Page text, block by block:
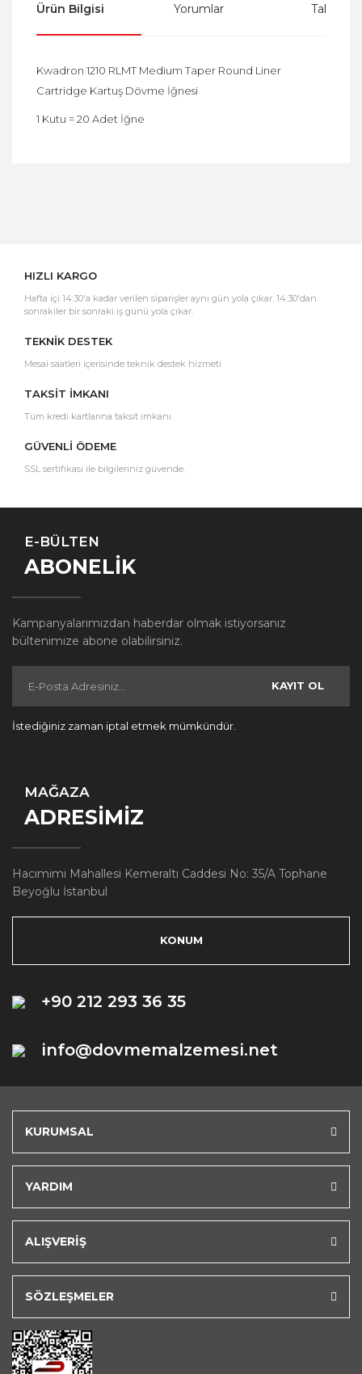
Ürün Bilgisi Yorumlar Taksit
Kwadron 1210 RLMT Medium Taper Round Liner
Cartridge Kartuş Dövme İğnesi
1 Kutu = 20 Adet İğne
HIZLI KARGO
Hafta içi 14:30'a kadar verilen siparişler aynı gün yola çıkar. 14:30'dan
sonrakiler bir sonraki iş günü yola çıkar.
TEKNİK DESTEK
Mesai saatleri içerisinde teknik destek hizmeti
TAKSİT İMKANI
Tüm kredi kartlarına taksit imkanı
GÜVENLİ ÖDEME
SSL sertifikası ile bilgileriniz güvende.
E-BÜLTEN
ABONELİK
Kampanyalarımızdan haberdar olmak istiyorsanız
bültenimize abone olabilirsiniz.
KAYIT OL
İstediğiniz zaman iptal etmek mümkündür.
MAĞAZA
ADRESİMİZ
Hacımimi Mahallesi Kemeraltı Caddesi No: 35/A Tophane
Beyoğlu İstanbul
KONUM
+90 212 293 36 35
info@dovmemalzemesi.net
KURUMSAL
YARDIM
ALIŞVERİŞ
SÖZLEŞMELER